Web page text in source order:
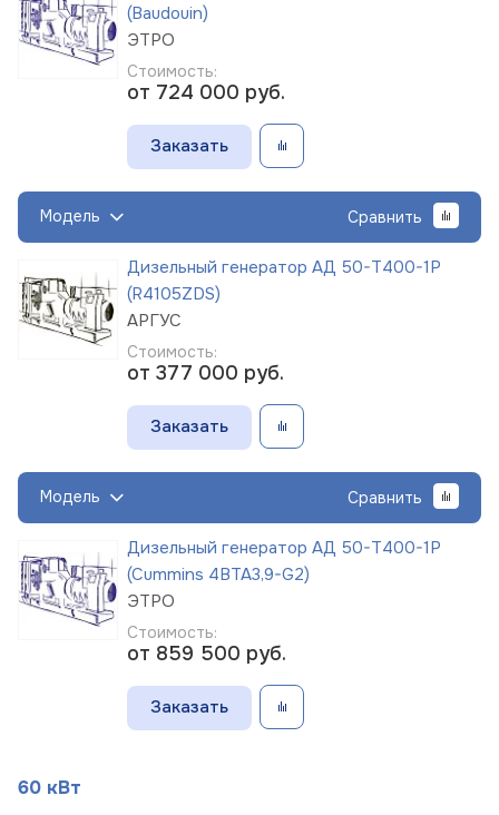
(Baudouin)
ЭТРО
Стоимость:
от 724 000 руб.
Заказать
Модель Сравнить
Дизельный генератор АД 50-Т400-1Р
(R4105ZDS)
АРГУС
Стоимость:
от 377 000 руб.
Заказать
Модель Сравнить
Дизельный генератор АД 50-Т400-1Р
(Cummins 4BTA3,9-G2)
ЭТРО
Стоимость:
от 859 500 руб.
Заказать
60 кВт